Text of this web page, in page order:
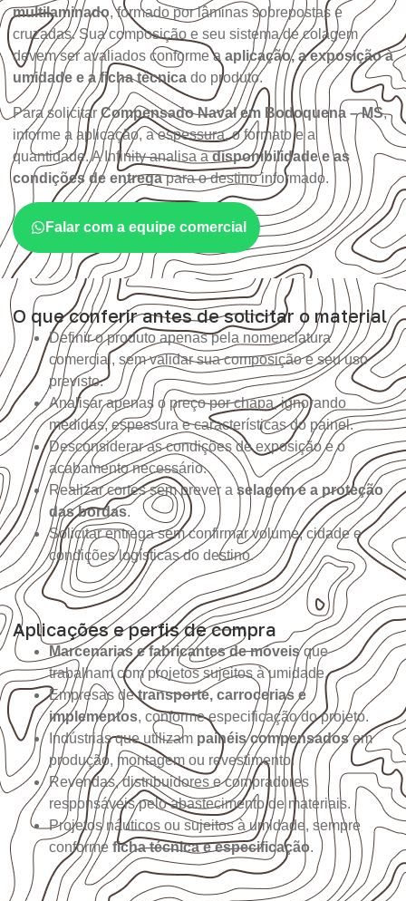
multilaminado, formado por lâminas sobrepostas e
cruzadas. Sua composição e seu sistema de colagem
devem ser avaliados conforme a aplicação, a exposição à
umidade e a ficha técnica do produto.
Para solicitar Compensado Naval em Bodoquena – MS,
informe a aplicação, a espessura, o formato e a
quantidade. A Infinity analisa adisponibilidade e as
condições de entregapara o destino informado.
Falar com a equipe comercial
O que conferir antes de solicitar o material
Definir o produto apenas pela nomenclatura
comercial, sem validar sua composição e seu uso
previsto.
Analisar apenas o preço por chapa, ignorando
medidas, espessura e características do painel.
Desconsiderar as condições de exposição e o
acabamento necessário.
Realizar cortes sem prever a selagem e a proteção
das bordas.
Solicitar entrega sem confirmar volume, cidade e
condições logísticas do destino.
Aplicações e perfis de compra
Marcenarias e fabricantes de móveisque
trabalham com projetos sujeitos à umidade.
Empresas detransporte, carrocerias e
implementos, conforme especificação do projeto.
Indústrias que utilizam painéis compensadosem
produção, montagem ou revestimento.
Revendas, distribuidores e compradores
responsáveis pelo abastecimento de materiais.
Projetos náuticos ou sujeitos à umidade, sempre
conforme ficha técnica e especificação.